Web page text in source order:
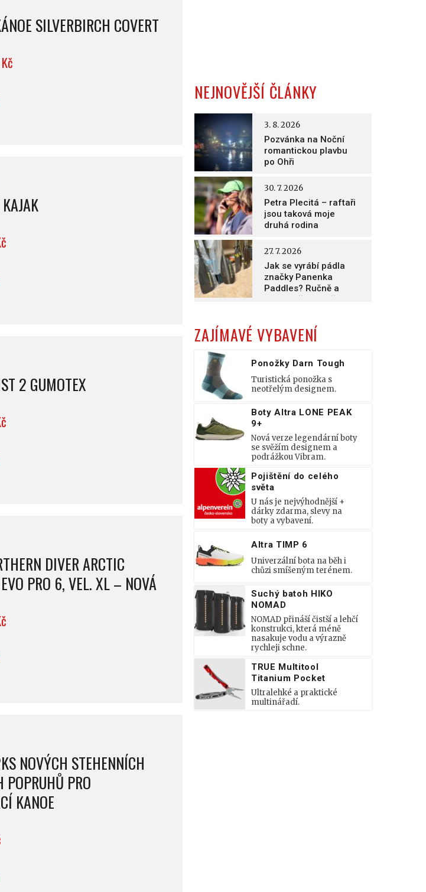
SILVERBIRCH COVERT
2 GUMOTEX
DIVER ARCTIC
PRO 6, VEL. XL – NOVÁ
NOVÝCH STEHENNÍCH
POPRUHŮ PRO
KANOE
NEJNOVĚJŠÍ ČLÁNKY
Pozvánka na Noční
romantickou plavbu
po Ohři
3. 8. 2026
Petra Plecitá – raftaři
jsou taková moje
druhá rodina
30. 7. 2026
Jak se vyrábí pádla
značky Panenka
Paddles? Ručně a
nesmírně poctivě!
27. 7. 2026
ZAJÍMAVÉ VYBAVENÍ
Ponožky Darn Tough
Turistická ponožka s
neotřelým designem.
Boty Altra LONE PEAK
9+
Nová verze legendární boty
se svěžím designem a
podrážkou Vibram.
Pojištění do celého
světa
U nás je nejvýhodnější +
dárky zdarma, slevy na
boty a vybavení.
Altra TIMP 6
Univerzální bota na běh i
chůzi smíšeným terénem.
Suchý batoh HIKO
NOMAD
NOMAD přináší čistší a lehčí
konstrukci, která méně
nasakuje vodu a výrazně
rychleji schne.
TRUE Multitool
Titanium Pocket
Ultralehké a praktické
multinářadí.